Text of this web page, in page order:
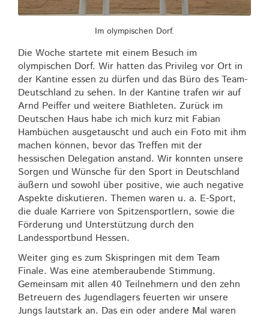
Im olympischen Dorf.
Die Woche startete mit einem Besuch im
olympischen Dorf. Wir hatten das Privileg vor Ort in
der Kantine essen zu dürfen und das Büro des Team-
Deutschland zu sehen. In der Kantine trafen wir auf
Arnd Peiffer und weitere Biathleten. Zurück im
Deutschen Haus habe ich mich kurz mit Fabian
Hambüchen ausgetauscht und auch ein Foto mit ihm
machen können, bevor das Treffen mit der
hessischen Delegation anstand. Wir konnten unsere
Sorgen und Wünsche für den Sport in Deutschland
äußern und sowohl über positive, wie auch negative
Aspekte diskutieren. Themen waren u. a. E-Sport,
die duale Karriere von Spitzensportlern, sowie die
Förderung und Unterstützung durch den
Landessportbund Hessen.
Weiter ging es zum Skispringen mit dem Team
Finale. Was eine atemberaubende Stimmung.
Gemeinsam mit allen 40 Teilnehmern und den zehn
Betreuern des Jugendlagers feuerten wir unsere
Jungs lautstark an. Das ein oder andere Mal waren